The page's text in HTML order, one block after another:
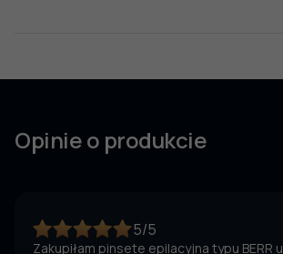
Opinie o produkcie
5/5
Zakupiłam pinsete epilacyjna typu BERR u